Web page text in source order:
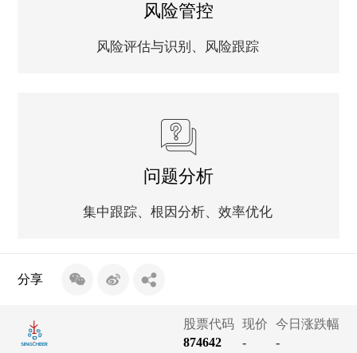
风险管控
风险评估与识别、风险跟踪
问题分析
集中跟踪、根因分析、效率优化
分享
股票代码
874642
现价
-
今日涨跌幅
-